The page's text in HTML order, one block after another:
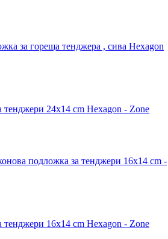
за гореща тенджера , сива Hexagon
24x14 cm Hexagon - Zone
подложка за тенджери 16x14 cm -
16x14 cm Hexagon - Zone